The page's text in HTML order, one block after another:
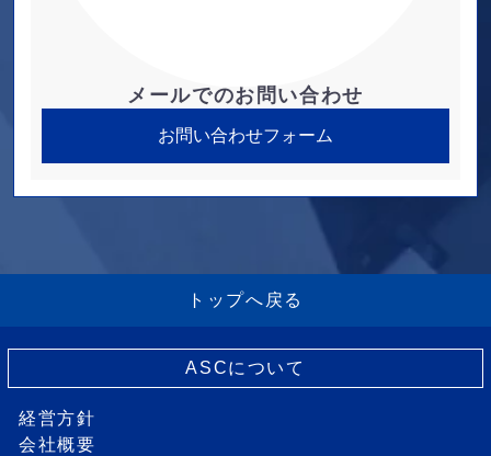
メールでのお問い合わせ
お問い合わせフォーム
トップへ戻る
ASCについて
経営方針
会社概要